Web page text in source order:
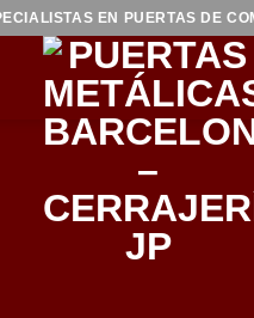
EN PUERTAS DE